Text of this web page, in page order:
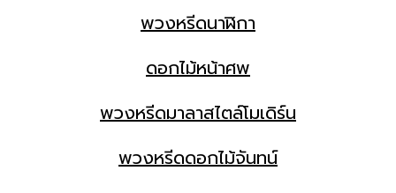
พวงหรีดนาฬิกา
ดอกไม้หน้าศพ
พวงหรีดมาลาสไตล์โมเดิร์น
พวงหรีดดอกไม้จันทน์